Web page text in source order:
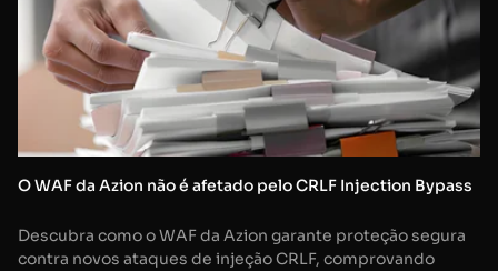
O WAF da Azion não é afetado pelo CRLF Injection Bypass
Descubra como o WAF da Azion garante proteção segura
contra novos ataques de injeção CRLF, comprovando